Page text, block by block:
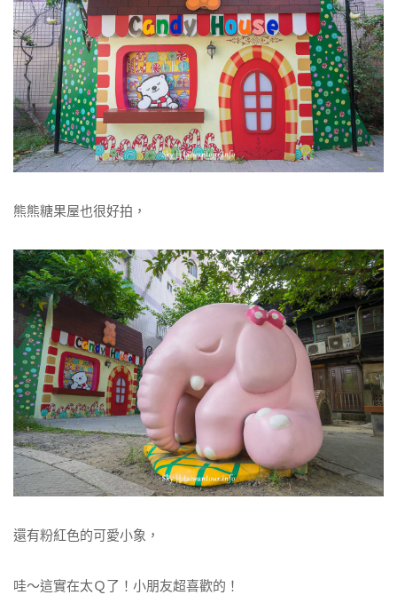
熊熊糖果屋也很好拍，
還有粉紅色的可愛小象，
哇～這實在太Ｑ了！小朋友超喜歡的！